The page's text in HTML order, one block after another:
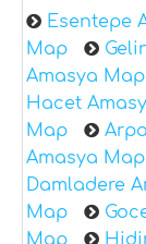
Esentepe
Map
Amasya Map
Hacet
Map
Amasya Map
Damladere
Map
Map